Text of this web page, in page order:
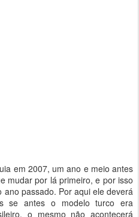
em 2007, um ano e meio antes
mudar por lá primeiro, e por isso
passado. Por aqui ele deverá
se antes o modelo turco era
o mesmo não acontecerá